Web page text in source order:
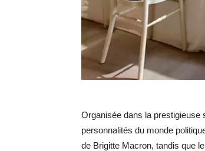
Organisée dans la prestigieuse
personnalités du monde
de Brigitte Macron, tandis que